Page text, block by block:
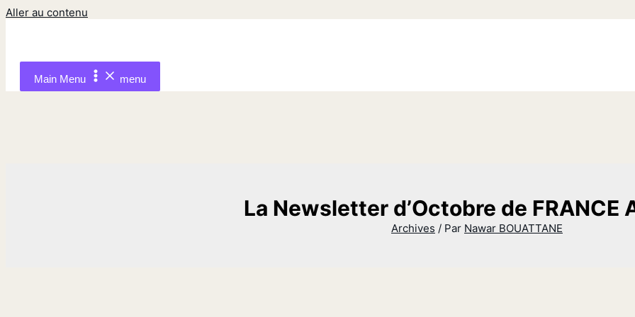
Aller au contenu
Main Menu menu
La Newsletter d’Octobre de FRANCE
Archives / Par Nawar BOUATTANE